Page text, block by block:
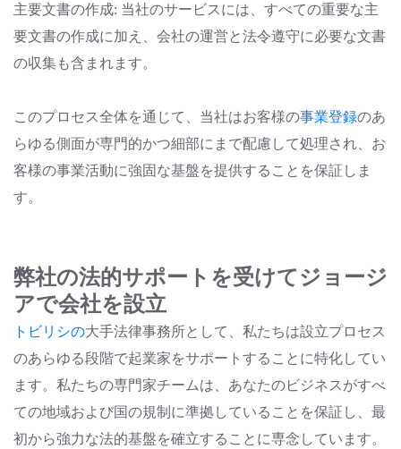
主要文書の作成: 当社のサービスには、すべての重要な主
要文書の作成に加え、会社の運営と法令遵守に必要な文書
の収集も含まれます。
このプロセス全体を通じて、当社はお客様の事業登録のあ
らゆる側面が専門的かつ細部にまで配慮して処理され、お
客様の事業活動に強固な基盤を提供することを保証しま
す。
弊社の法的サポートを受けてジョージ
アで会社を設立
トビリシの大手法律事務所として 、私たちは設立プロセス
のあらゆる段階で起業家をサポートすることに特化してい
ます。私たちの専門家チームは、あなたのビジネスがすべ
ての地域および国の規制に準拠していることを保証し、最
初から強力な法的基盤を確立することに専念しています。